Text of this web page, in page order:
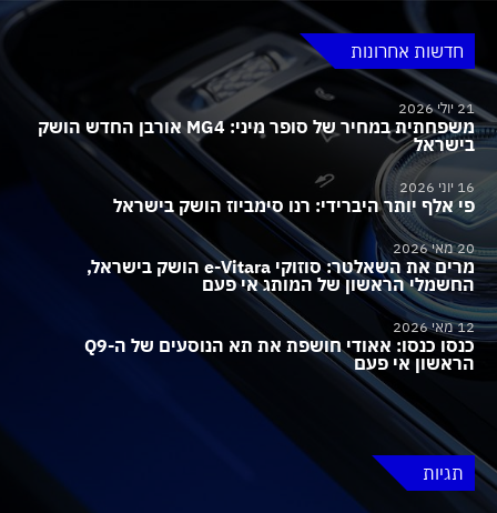
חדשות אחרונות
21 יולי 2026
משפחתית במחיר של סופר מיני: MG4 אורבן החדש הושק
בישראל
16 יוני 2026
פי אלף יותר היברידי: רנו סימביוז הושק בישראל
20 מאי 2026
מרים את השאלטר: סוזוקי e-Vitara הושק בישראל,
החשמלי הראשון של המותג אי פעם
12 מאי 2026
כנסו כנסו: אאודי חושפת את תא הנוסעים של ה-Q9
הראשון אי פעם
תגיות